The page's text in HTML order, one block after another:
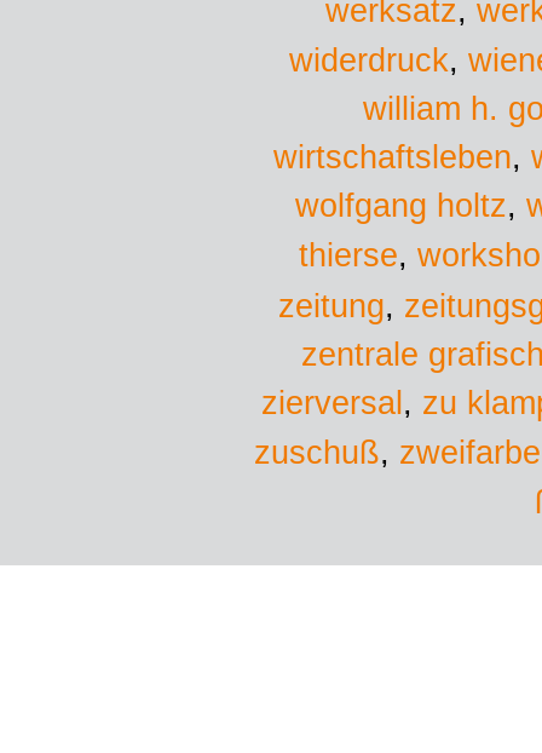
werksatz,
widerdruck,
william h.
wirtschaftsleben,
wolfgang holtz,
thierse,
zeitung,
zentrale
zierversal , zu
zuschuß,